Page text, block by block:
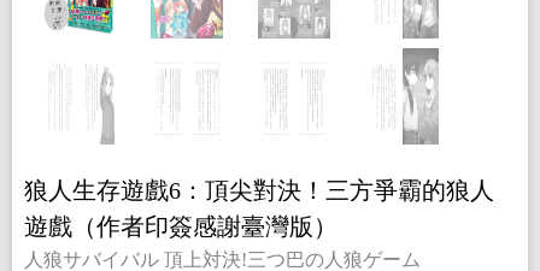
狼人生存遊戲6：頂尖對決！三方爭霸的狼人
遊戲（作者印簽感謝臺灣版）
人狼サバイバル 頂上対決!三つ巴の人狼ゲーム